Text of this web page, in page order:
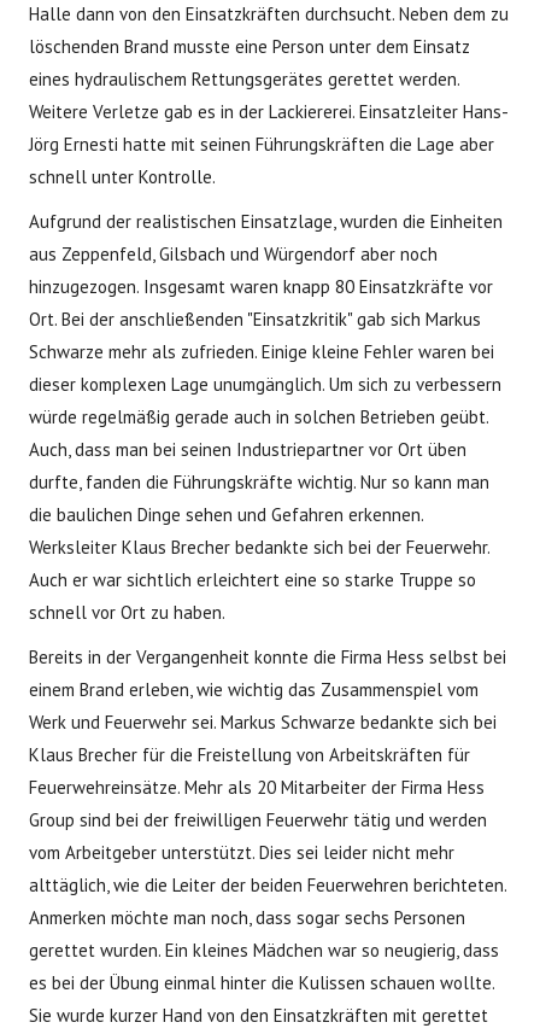
Halle dann von den Einsatzkräften durchsucht. Neben dem zu
löschenden Brand musste eine Person unter dem Einsatz
eines hydraulischem Rettungsgerätes gerettet werden.
Weitere Verletze gab es in der Lackiererei. Einsatzleiter Hans-
Jörg Ernesti hatte mit seinen Führungskräften die Lage aber
schnell unter Kontrolle.
Aufgrund der realistischen Einsatzlage, wurden die Einheiten
aus Zeppenfeld, Gilsbach und Würgendorf aber noch
hinzugezogen. Insgesamt waren knapp 80 Einsatzkräfte vor
Ort. Bei der anschließenden "Einsatzkritik" gab sich Markus
Schwarze mehr als zufrieden. Einige kleine Fehler waren bei
dieser komplexen Lage unumgänglich. Um sich zu verbessern
würde regelmäßig gerade auch in solchen Betrieben geübt.
Auch, dass man bei seinen Industriepartner vor Ort üben
durfte, fanden die Führungskräfte wichtig. Nur so kann man
die baulichen Dinge sehen und Gefahren erkennen.
Werksleiter Klaus Brecher bedankte sich bei der Feuerwehr.
Auch er war sichtlich erleichtert eine so starke Truppe so
schnell vor Ort zu haben.
Bereits in der Vergangenheit konnte die Firma Hess selbst bei
einem Brand erleben, wie wichtig das Zusammenspiel vom
Werk und Feuerwehr sei. Markus Schwarze bedankte sich bei
Klaus Brecher für die Freistellung von Arbeitskräften für
Feuerwehreinsätze. Mehr als 20 Mitarbeiter der Firma Hess
Group sind bei der freiwilligen Feuerwehr tätig und werden
vom Arbeitgeber unterstützt. Dies sei leider nicht mehr
alttäglich, wie die Leiter der beiden Feuerwehren berichteten.
Anmerken möchte man noch, dass sogar sechs Personen
gerettet wurden. Ein kleines Mädchen war so neugierig, dass
es bei der Übung einmal hinter die Kulissen schauen wollte.
Sie wurde kurzer Hand von den Einsatzkräften mit gerettet